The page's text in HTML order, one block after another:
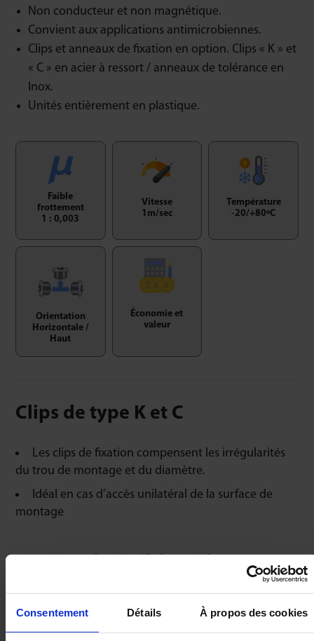
Consentement Détails À propos des cookies
Non conducteur et non magnétique.
Convient aux applications antimicrobiennes.
Clips et anneaux de fixation en option. Clips « K » et
« C » en acier à ressort / anneaux de tolérance en
Inox.
Unités entièrement en plastique.
Faible
frottement
1 : 0,003
Vitesse
1m/sec
Température
-20/+80ºC
Orientation
Horizontale /
Haut
Économie et
valeur
Clips de type K et C
Les clips de fixation compensent les irrégularités
du trou de montage et du diamètre.
Idéal en cas d’accès unilatéral de la surface de
montage
Charge légère